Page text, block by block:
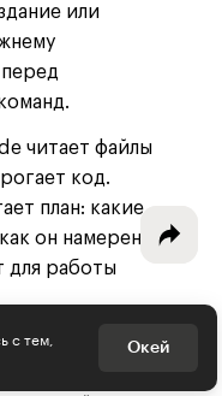
или
читает файлы
код.
план: какие
он намерен
для работы
режим,
с тем,
Окей
курсов: